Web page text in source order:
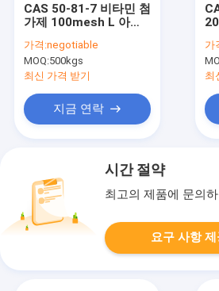
CAS 50-81-7 비타민 첨
가제 100mesh L 아스
가격:negotiable
MOQ:500kgs
최신 가격 받기
지금 연락
가
최
시간 절약
최고의 제품에 문의
요구 사항 제